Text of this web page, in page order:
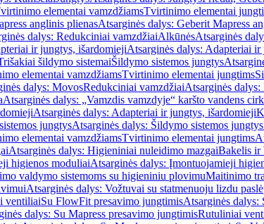
elementai vamzdžiamsTvirtinimo elementai
anglinis plienasAtsarginės dalys: Geberit Mapress
dalys: Redukciniai vamzdžiaiAlkūnėsAtsarginės
ir jungtys, išardomiejiAtsarginės dalys: Adapteriai
šildymo sistemaiŠildymo sistemos jungtys
elementai vamzdžiamsTvirtinimo elementai jungtims
dalys: MovosRedukciniai vamzdžiaiAtsarginės
Atsarginės dalys: „Vamzdis vamzdyje“ karšto vandens
Atsarginės dalys: Adapteriai ir jungtys, išardomieji
jungtysAtsarginės dalys: Šildymo sistemos jungtys
elementai vamzdžiamsTvirtinimo elementai jungtims
Atsarginės dalys: Higieniniai nuleidimo mazgaiBakelis ir
higienos moduliaiAtsarginės dalys: Įmontuojamieji
valdymo sistemoms su higieniniu plovimuMaitinimo
Atsarginės dalys: Vožtuvai su statmenuoju lizdu
ventiliaiSu FlowFit presavimo jungtimisAtsarginės
dalys: Su Mapress presavimo jungtimisRutuliniai